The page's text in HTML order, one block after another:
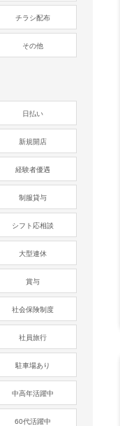
チラシ配布
その他
日払い
新規開店
経験者優遇
制服貸与
シフト応相談
大型連休
賞与
社会保険制度
社員旅行
駐車場あり
中高年活躍中
60代活躍中